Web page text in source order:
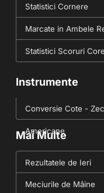
Statistici Cornere
Marcate in Ambele
Statistici Scoruri
Instrumente
Conversie Cote -
Americane
Mai Multe
Rezultatele de Ieri
Meciurile de Mâine